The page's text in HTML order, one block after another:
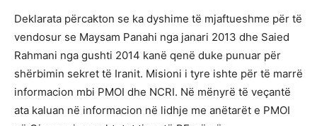
Deklarata përcakton se ka dyshime të mjaftueshme për të
vendosur se Maysam Panahi nga janari 2013 dhe Saied
Rahmani nga gushti 2014 kanë qenë duke punuar për
shërbimin sekret të Iranit. Misioni i tyre ishte për të marrë
informacion mbi PMOI dhe NCRI. Në mënyrë të veçantë
ata kaluan në informacion në lidhje me anëtarët e PMOI